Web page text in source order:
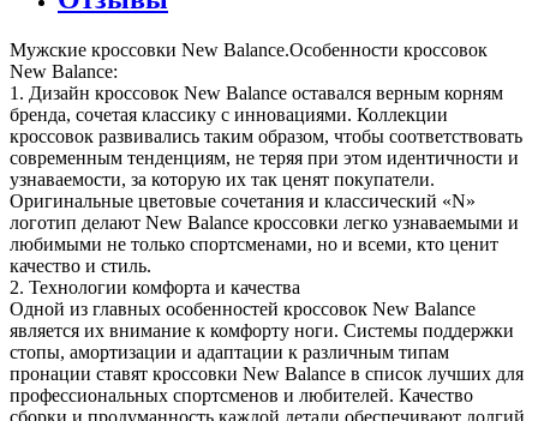
Мужские кроссовки New Balance.Особенности кроссовок
New Balance:
1. Дизайн кроссовок New Balance оставался верным корням
бренда, сочетая классику с инновациями. Коллекции
кроссовок развивались таким образом, чтобы соответствовать
современным тенденциям, не теряя при этом идентичности и
узнаваемости, за которую их так ценят покупатели.
Оригинальные цветовые сочетания и классический «N»
логотип делают New Balance кроссовки легко узнаваемыми и
любимыми не только спортсменами, но и всеми, кто ценит
качество и стиль.
2. Технологии комфорта и качества
Одной из главных особенностей кроссовок New Balance
является их внимание к комфорту ноги. Системы поддержки
стопы, амортизации и адаптации к различным типам
пронации ставят кроссовки New Balance в список лучших для
профессиональных спортсменов и любителей. Качество
сборки и продуманность каждой детали обеспечивают долгий